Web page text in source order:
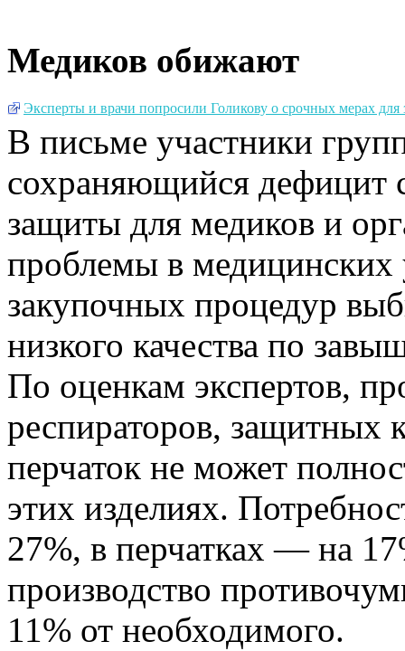
Медиков обижают
Эксперты и врачи попросили Голикову о срочных мерах
В письме участники
сохраняющийся дефицит
защиты для медиков и
проблемы в
закупочных процедур
низкого качества по
По оценкам экспертов,
респираторов, защитных
перчаток не может
этих изделиях.
27%, в перчатках — на
производство
11% от необходимого.